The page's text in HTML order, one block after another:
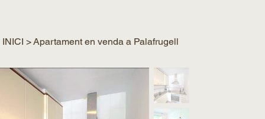
INICI >Apartament en venda a Palafrugell